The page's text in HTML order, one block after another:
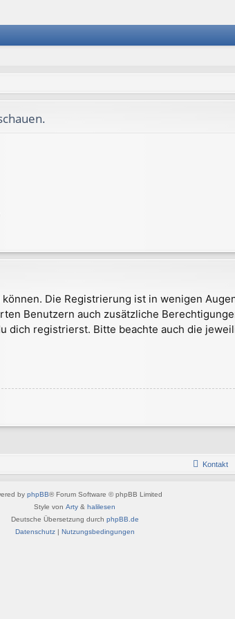
Die Registrierung ist in wenigen
Benutzern auch zusätzliche
dich registrierst. Bitte beachte auch die
Kontakt
by phpBB® Forum Software © phpBB Limited
Style von Arty & halilesen
Deutsche Übersetzung durch phpBB.de
Datenschutz| Nutzungsbedingungen